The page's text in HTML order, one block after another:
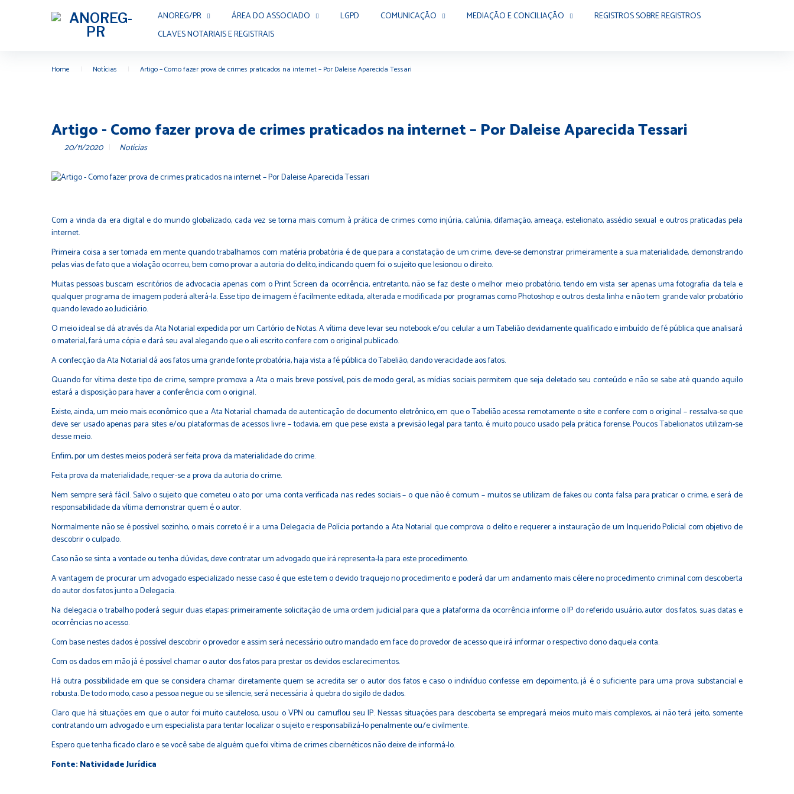
ANOREG/PR ÁREA DO ASSOCIADO LGPD COMUNICAÇÃO MEDIAÇÃO E CONCILIAÇÃO
REGISTROS SOBRE REGISTROS
CLAVES NOTARIAIS E REGISTRAIS
Home Notícias Artigo – Como fazer prova de crimes praticados na internet – Por Daleise Aparecida Tessari
Artigo - Como fazer prova de crimes praticados na internet – Por Daleise Aparecida Tessari
20/11/2020 Notícias
Com a vinda da era digital e do mundo globalizado, cada vez se torna mais comum à prática de crimes como injúria, calúnia, difamação, ameaça, estelionato, assédio sexual e outros praticadas pela
internet.
Primeira coisa a ser tomada em mente quando trabalhamos com matéria probatória é de que para a constatação de um crime, deve-se demonstrar primeiramente a sua materialidade, demonstrando
pelas vias de fato que a violação ocorreu, bem como provar a autoria do delito, indicando quem foi o sujeito que lesionou o direito.
Muitas pessoas buscam escritórios de advocacia apenas com o Print Screen da ocorrência, entretanto, não se faz deste o melhor meio probatório, tendo em vista ser apenas uma fotografia da tela e
qualquer programa de imagem poderá alterá-la. Esse tipo de imagem é facilmente editada, alterada e modificada por programas como Photoshop e outros desta linha e não tem grande valor probatório
quando levado ao Judiciário.
O meio ideal se dá através da Ata Notarial expedida por um Cartório de Notas. A vítima deve levar seu notebook e/ou celular a um Tabelião devidamente qualificado e imbuído de fé pública que analisará
o material, fará uma cópia e dará seu aval alegando que o ali escrito confere com o original publicado.
A confecção da Ata Notarial dá aos fatos uma grande fonte probatória, haja vista a fé pública do Tabelião, dando veracidade aos fatos.
Quando for vítima deste tipo de crime, sempre promova a Ata o mais breve possível, pois de modo geral, as mídias sociais permitem que seja deletado seu conteúdo e não se sabe até quando aquilo
estará a disposição para haver a conferência com o original.
Existe, ainda, um meio mais econômico que a Ata Notarial chamada de autenticação de documento eletrônico, em que o Tabelião acessa remotamente o site e confere com o original – ressalva-se que
deve ser usado apenas para sites e/ou plataformas de acessos livre – todavia, em que pese exista a previsão legal para tanto, é muito pouco usado pela prática forense. Poucos Tabelionatos utilizam-se
desse meio.
Enfim, por um destes meios poderá ser feita prova da materialidade do crime.
Feita prova da materialidade, requer-se a prova da autoria do crime.
Nem sempre será fácil. Salvo o sujeito que cometeu o ato por uma conta verificada nas redes sociais – o que não é comum – muitos se utilizam de fakes ou conta falsa para praticar o crime, e será de
responsabilidade da vítima demonstrar quem é o autor.
Normalmente não se é possível sozinho, o mais correto é ir a uma Delegacia de Polícia portando a Ata Notarial que comprova o delito e requerer a instauração de um Inquerido Policial com objetivo de
descobrir o culpado.
Caso não se sinta a vontade ou tenha dúvidas, deve contratar um advogado que irá representa-la para este procedimento.
A vantagem de procurar um advogado especializado nesse caso é que este tem o devido traquejo no procedimento e poderá dar um andamento mais célere no procedimento criminal com descoberta
do autor dos fatos junto a Delegacia.
Na delegacia o trabalho poderá seguir duas etapas: primeiramente solicitação de uma ordem judicial para que a plataforma da ocorrência informe o IP do referido usuário, autor dos fatos, suas datas e
ocorrências no acesso.
Com base nestes dados é possível descobrir o provedor e assim será necessário outro mandado em face do provedor de acesso que irá informar o respectivo dono daquela conta.
Com os dados em mão já é possível chamar o autor dos fatos para prestar os devidos esclarecimentos.
Há outra possibilidade em que se considera chamar diretamente quem se acredita ser o autor dos fatos e caso o indivíduo confesse em depoimento, já é o suficiente para uma prova substancial e
robusta. De todo modo, caso a pessoa negue ou se silencie, será necessária à quebra do sigilo de dados.
Claro que há situações em que o autor foi muito cauteloso, usou o VPN ou camuflou seu IP. Nessas situações para descoberta se empregará meios muito mais complexos, ai não terá jeito, somente
contratando um advogado e um especialista para tentar localizar o sujeito e responsabilizá-lo penalmente ou/e civilmente.
Espero que tenha ficado claro e se você sabe de alguém que foi vítima de crimes cibernéticos não deixe de informá-lo.
Fonte: Natividade Jurídica